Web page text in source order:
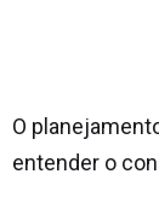
O
entender o